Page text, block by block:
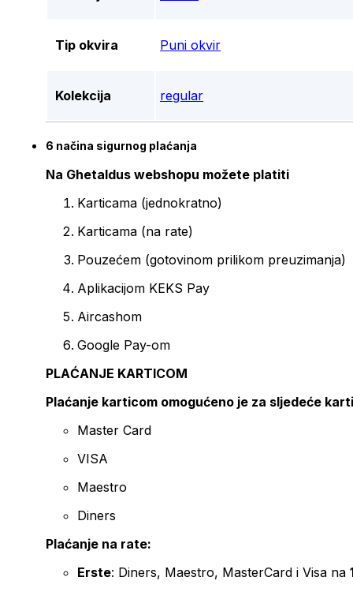
Tip okvira Puni okvir
Kolekcija regular
6 načina sigurnog plaćanja
Na Ghetaldus webshopu možete platiti
Karticama (jednokratno)
Karticama (na rate)
Pouzećem (gotovinom prilikom preuzimanja)
Aplikacijom KEKS Pay
Aircashom
Google Pay-om
PLAĆANJE KARTICOM
Plaćanje karticom omogućeno je za sljedeće
Master Card
VISA
Maestro
Diners
Plaćanje na rate:
Erste: Diners, Maestro, MasterCard i Visa na